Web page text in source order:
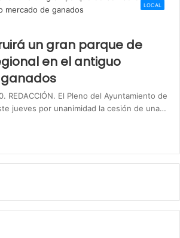
LOCAL
un gran parque de
en el antiguo
REDACCIÓN. El Pleno del Ayuntamiento de
jueves por unanimidad la cesión de una…